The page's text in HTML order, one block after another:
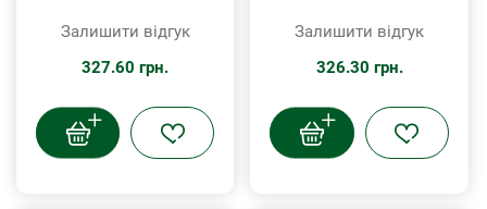
Залишити відгук
327.60 грн.
Залишити відгук
326.30 грн.